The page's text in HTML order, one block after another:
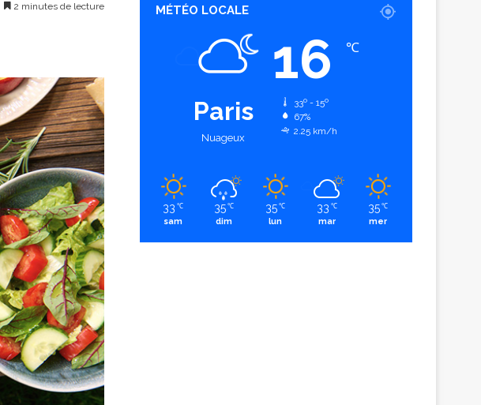
2 minutes de lecture MÉTÉO LOCALE
Paris
Nuageux
16 ℃
33º - 15º
67%
2.25 km/h
33 ℃
sam
35 ℃
dim
35 ℃
lun
33 ℃
mar
35 ℃
mer